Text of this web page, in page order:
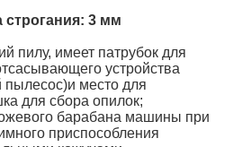
строгания: 3 мм
пилу, имеет патрубок для
устройства
место для
для сбора опилок;
барабана машины при
приспособления